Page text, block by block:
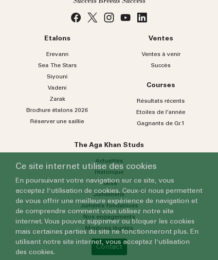
Etalons
Erevann
Sea TheStars
Siyouni
Vadeni
Zarak
Brochure étalons 2026
Réserver une saillie
Ventes
Ventes à venir
Succès
Courses
Résultats récents
Etoiles de l’année
Gagnants de Gr.1
The Aga Khan Studs
Actualités
Historique
Haras
Jumenterie
Juments fondatrices
Nos engagements
Mentions légales
Contact
Ce site internet utilise des cookies
En poursuivant votre navigation sur ce site, vous
acceptez l'utilisation de cookies. Ceux-ci nous permettent
de vous offrir une meilleure expérience de navigation et
de comprendre comment vous utilisez notre site
internet. Vous pouvez supprimer ou bloquer les cookies
mais certaines parties du site ne fonctionneront plus. En
utilisant notre site internet, vous acceptez l'utilisation
des cookies.